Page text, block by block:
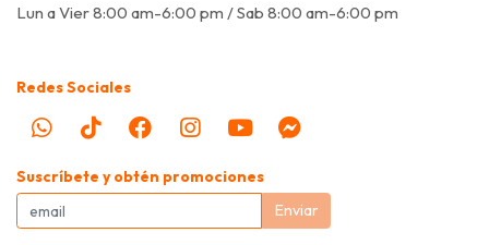
Lun a Vier 8:00 am-6:00 pm / Sab 8:00 am-6:00 pm
Redes Sociales
Suscríbete y obtén promociones
Enviar